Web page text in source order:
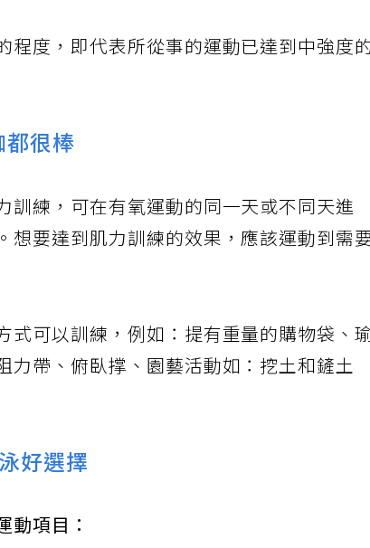
程度，即代表所從事的運動已達到中強度
都很棒
訓練，可在有氧運動的同一天或不同天進
想要達到肌力訓練的效果，應該運動到需
式可以訓練，例如：提有重量的購物袋、
力帶、俯臥撑、園藝活動如：挖土和鏟土
好選擇
動項目：